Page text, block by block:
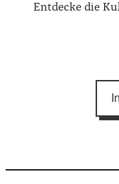
Entdecke die